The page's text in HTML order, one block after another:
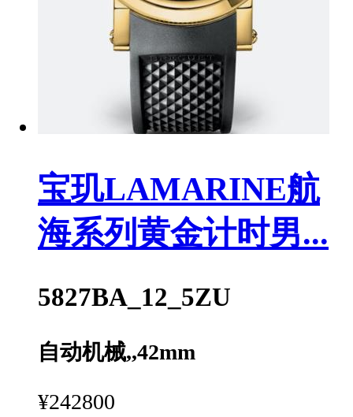
宝玑LAMARINE航
海系列黄金计时男...
5827BA_12_5ZU
自动机械,,42mm
¥242800